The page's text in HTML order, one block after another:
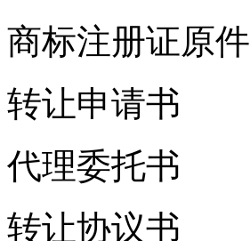
商标注册证原件
转让申请书
代理委托书
转让协议书